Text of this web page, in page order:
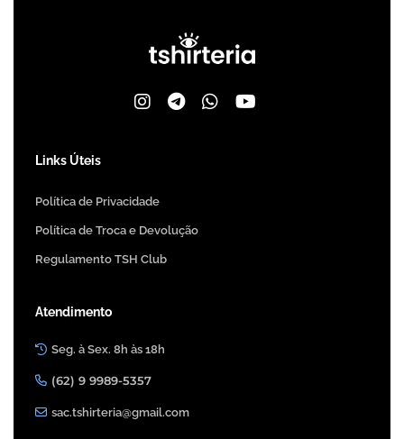
Links Úteis
Política de Privacidade
Política de Troca e Devolução
Regulamento TSH Club
Atendimento
Seg. à Sex. 8h às 18h
(62) 9 9989-5357
sac.tshirteria@gmail.com